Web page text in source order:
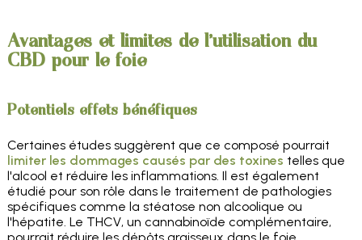
Avantages et limites de l'utilisation du
CBD pour le foie
Potentiels effets bénéfiques
Certaines études suggèrent que ce composé pourrait
limiter les dommages causés par des toxines telles que
l'alcool et réduire les inflammations. Il est également
étudié pour son rôle dans le traitement de pathologies
spécifiques comme la stéatose non alcoolique ou
l'hépatite. Le THCV, un cannabinoïde complémentaire,